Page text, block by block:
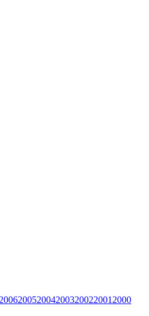
200620052004200320022001 2000